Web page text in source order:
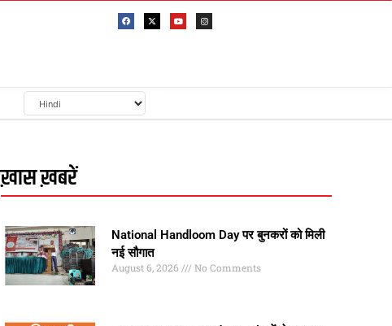
ख़ास ख़बरें
National Handloom Day पर बुनकरों को मिली
नई सौगात
August 6, 2026 No Comments